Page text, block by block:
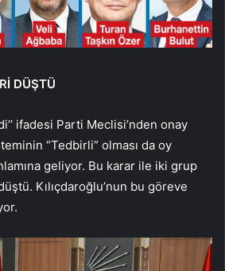
DÜŞTÜ
ifadesi Parti Meclisi’nden onay
“Tedbirli” olması da oy
geliyor. Bu karar ile iki grup
Kılıçdaroğlu’nun bu göreve